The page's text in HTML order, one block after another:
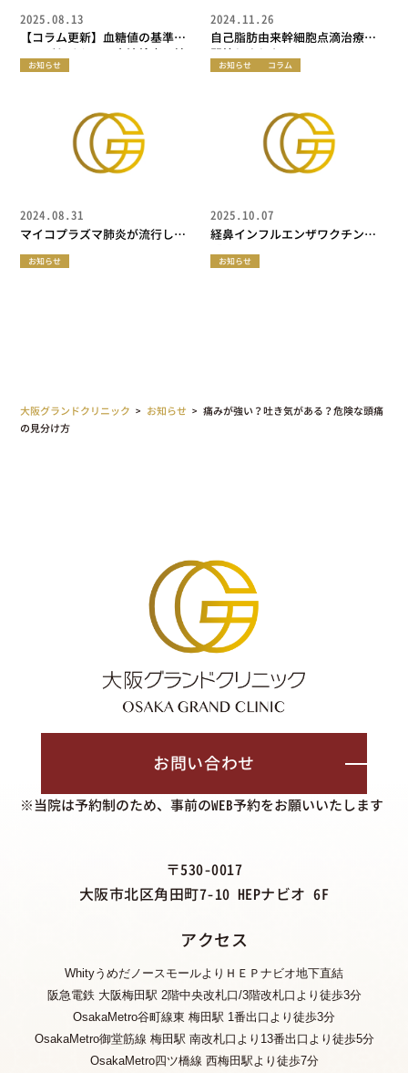
【コラム更新】血糖値の基準値
ってどれくらい？血液検査で糖
尿病を早期発見
2025.08.13
お知らせ
自己脂肪由来幹細胞点滴治療を
開始しました
2024.11.26
お知らせ コラム
マイコプラズマ肺炎が流行して
2024.08.31
お知らせ
経鼻インフルエンザワクチン
す
2025.10.07
お知らせ
大阪グランドクリニック > お知らせ >痛みが強い？吐き気がある？危険な頭痛
の見分け方
お問い合わせ
※当院は予約制のため、事前のWEB予約をお願いいたします
〒530-0017
大阪市北区角田町7-10 HEPナビオ 6F
アクセス
WhityうめだノースモールよりＨＥＰナビオ地下直結
阪急電鉄 大阪梅田駅 2階中央改札口/3階改札口より徒歩3分
OsakaMetro谷町線東 梅田駅 1番出口より徒歩3分
OsakaMetro御堂筋線 梅田駅 南改札口より13番出口より徒歩5分
OsakaMetro四ツ橋線 西梅田駅より徒歩7分